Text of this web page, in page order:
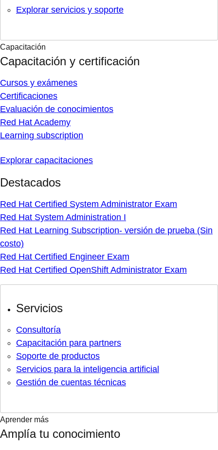
Explorar servicios y soporte
Capacitación
Capacitación y certificación
Cursos y exámenes
Certificaciones
Evaluación de conocimientos
Red Hat Academy
Learning subscription
Explorar capacitaciones
Destacados
Red Hat Certified System Administrator Exam
Red Hat System Administration I
Red Hat Learning Subscription- versión de prueba (Sin
costo)
Red Hat Certified Engineer Exam
Red Hat Certified OpenShift Administrator Exam
Servicios
Consultoría
Capacitación para partners
Soporte de productos
Servicios para la inteligencia artificial
Gestión de cuentas técnicas
Aprender más
Amplía tu conocimiento